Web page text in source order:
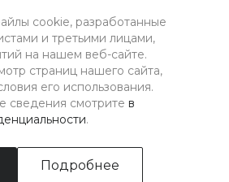
cookie, разработанные
и третьими лицами,
на нашем веб-сайте.
страниц нашего сайта,
его использования.
сведения смотрите в
.
Подробнее